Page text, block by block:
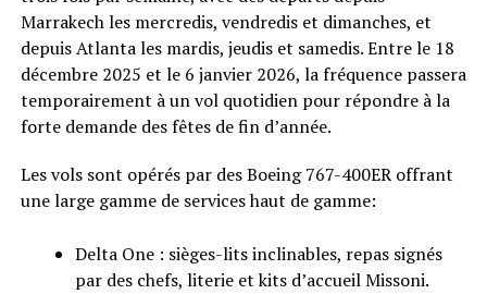
Marrakech les mercredis, vendredis et dimanches, et
depuis Atlanta les mardis, jeudis et samedis. Entre le 18
décembre 2025 et le 6 janvier 2026, la fréquence passera
temporairement à un vol quotidien pour répondre à la
forte demande des fêtes de fin d’année.
Les vols sont opérés par des Boeing 767-400ER offrant
une large gamme de services haut de gamme:
Delta One : sièges-lits inclinables, repas signés
par des chefs, literie et kits d’accueil Missoni.